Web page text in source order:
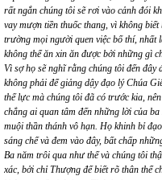
rất ngắn chúng tôi sẽ rơi vào cảnh đói
vay mượn tiền thuốc thang, vì không
trường mọi người quen việc bố thí, nhất
không thể ăn xin ăn được bởi những gì
Vì sợ họ sẽ nghĩ rằng chúng tôi đến đây
không phải để giảng dậy đạo lý Chúa
thế lực mà chúng tôi đã có trước kia,
chẳng ai quan tâm đến những lời của
muội thần thánh vô hạn. Họ khinh bỉ
sáng chế và đem vào đây, bất chấp
Ba năm trôi qua như thế và chúng tôi
xác, bởi chỉ Thượng đế biết rõ thân thể